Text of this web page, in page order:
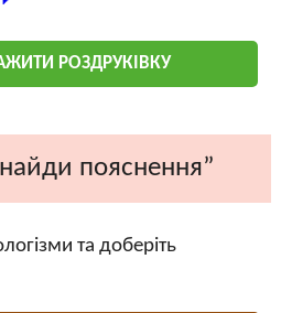
РОЗДРУКІВКУ
пояснення”
та доберіть